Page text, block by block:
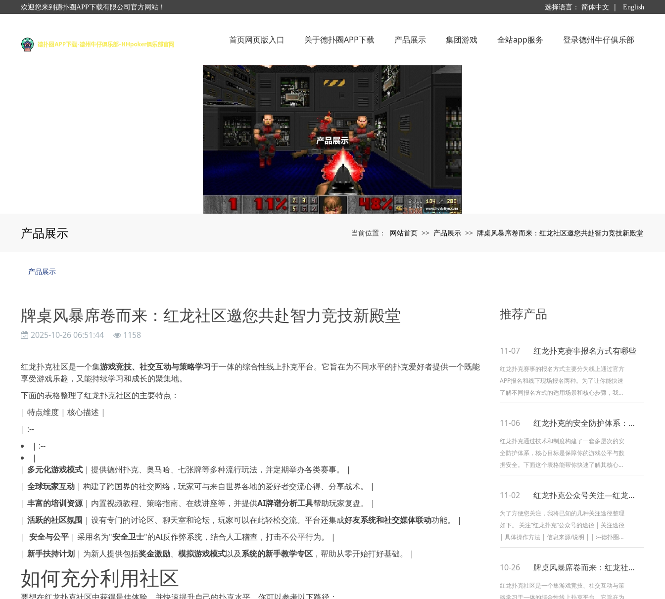
欢迎您来到德扑圈APP下载有限公司官方网站！ 选择语言： 简体中文 | English
首页网页版入口 关于德扑圈APP下载 产品展示 集团游戏 全站app服务 登录德州牛仔俱乐部
产品展示 当前位置： 网站首页 >> 产品展示 >> 牌桌风暴席卷而来：红龙社区邀您共赴智力竞技新殿堂
产品展示
牌桌风暴席卷而来：红龙社区邀您共赴智力竞技新殿堂
2025-10-26 06:51:44 1158
红龙扑克社区是一个集游戏竞技、社交互动与策略学习于一体的综合性线上扑克平台。它旨在为不同水平的扑克爱好者提供一个既能
享受游戏乐趣，又能持续学习和成长的聚集地。
下面的表格整理了红龙扑克社区的主要特点：
| 特点维度 | 核心描述 |
| :--
| :--
|
| 多元化游戏模式 | 提供德州扑克、奥马哈、七张牌等多种流行玩法，并定期举办各类赛事。 |
| 全球玩家互动 | 构建了跨国界的社交网络，玩家可与来自世界各地的爱好者交流心得、分享战术。 |
| 丰富的培训资源| 内置视频教程、策略指南、在线讲座等，并提供AI牌谱分析工具帮助玩家复盘。 |
| 活跃的社区氛围 | 设有专门的讨论区、聊天室和论坛，玩家可以在此轻松交流。平台还集成好友系统和社交媒体联动功能。 |
| ️ 安全与公平 | 采用名为"安全卫士"的AI反作弊系统，结合人工稽查，打击不公平行为。 |
| 新手扶持计划 | 为新人提供包括奖金激励、 模拟游戏模式以及系统的新手教学专区 ，帮助从零开始打好基础。 |
如何充分利用社区
推荐产品
11-07 红龙扑克赛事报名方式有哪些
红龙扑克赛事的报名方式主要分为线上通过官方
APP报名和线下现场报名两种。为了让你能快速
了解不同报名方式的适用场景和核心步骤，我为
你整理了下面的表格。 | 报名方式 | 适用赛事 |
11-06 红龙扑克的安全防护体系：数据与公平性如何保障？
红龙扑克通过技术和制度构建了一套多层次的安
全防护体系，核心目标是保障你的游戏公平与数
据安全。下面这个表格能帮你快速了解其核心措
施： | 防护维度 | 具体措施 | 保障目标 | | :--
11-02 红龙扑克公众号关注—红龙扑克公众号关注在哪
为了方便您关注，我将已知的几种关注途径整理
如下。 关注“红龙扑克”公众号的途径 | 关注途径
| 具体操作方法 | 信息来源/说明 | | :--德扑圈
&#...
10-26 牌桌风暴席卷而来：红龙社区邀您共赴智力竞技新殿堂
红龙扑克社区是一个集游戏竞技、社交互动与策